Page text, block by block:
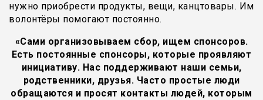
нужно приобрести продукты, вещи, канцтовары. Им
волонтёры помогают постоянно.
«Сами организовываем сбор, ищем спонсоров.
Есть постоянные спонсоры, которые проявляют
инициативу. Нас поддерживают наши семьи,
родственники, друзья. Часто простые люди
обращаются и просят контакты людей, которым